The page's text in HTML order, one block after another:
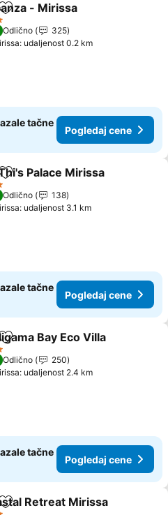
Dodati u favorite
- Mirissa
Odlično
325
udaljenost 0.2 km
tačne
Pogledaj cene
Dodati u favorite
Palace Mirissa
Odlično
138
udaljenost 3.1 km
tačne
Pogledaj cene
Dodati u favorite
Bay Eco Villa
Odlično
250
udaljenost 2.4 km
tačne
Pogledaj cene
Dodati u favorite
Retreat Mirissa